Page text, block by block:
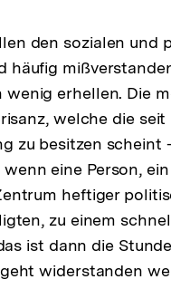
den sozialen und
häufig
erhellen. Die
welche die
zu besitzen
eine Person,
heftiger
zu einem
ist dann die
widerstanden